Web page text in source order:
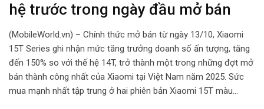
hệ trước trong ngày đầu mở bán
(MobileWorld.vn) – Chính thức mở bán từ ngày 13/10, Xiaomi
15T Series ghi nhận mức tăng trưởng doanh số ấn tượng, tăng
đến 150% so với thế hệ 14T, trở thành một trong những đợt mở
bán thành công nhất của Xiaomi tại Việt Nam năm 2025. Sức
mua mạnh nhất tập trung ở hai phiên bản Xiaomi 15T màu…